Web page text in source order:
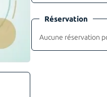
Réservation
Aucune réservation